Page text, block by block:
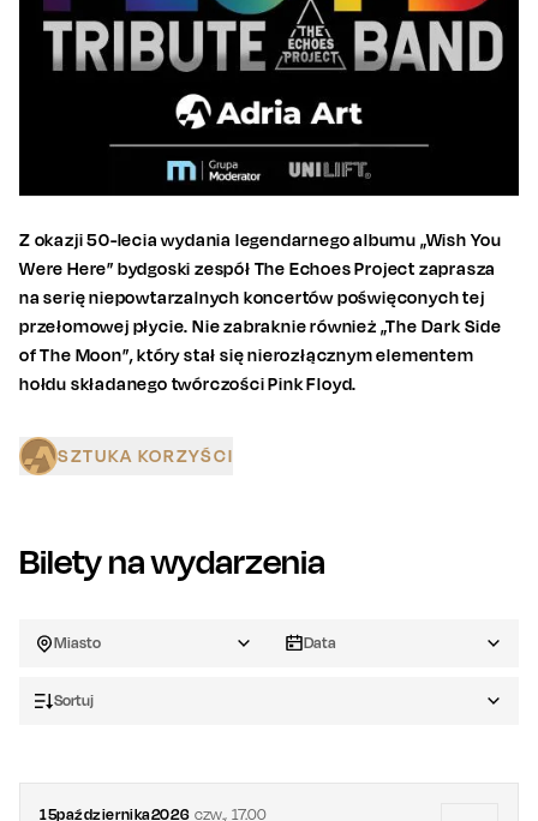
Z okazji 50-lecia wydania legendarnego albumu „Wish You
Were Here” bydgoski zespół The Echoes Project zaprasza
na serię niepowtarzalnych koncertów poświęconych tej
przełomowej płycie. Nie zabraknie również „The Dark Side
of The Moon”, który stał się nierozłącznym elementem
hołdu składanego twórczości Pink Floyd.
SZTUKA KORZYŚCI
Bilety na wydarzenia
Miasto Data
Sortuj
15października2026 czw.,17.00